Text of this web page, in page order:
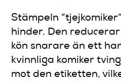
Stämpeln
hinder. Den
kön snarare än ett
kvinnliga komiker
mot den etiketten,